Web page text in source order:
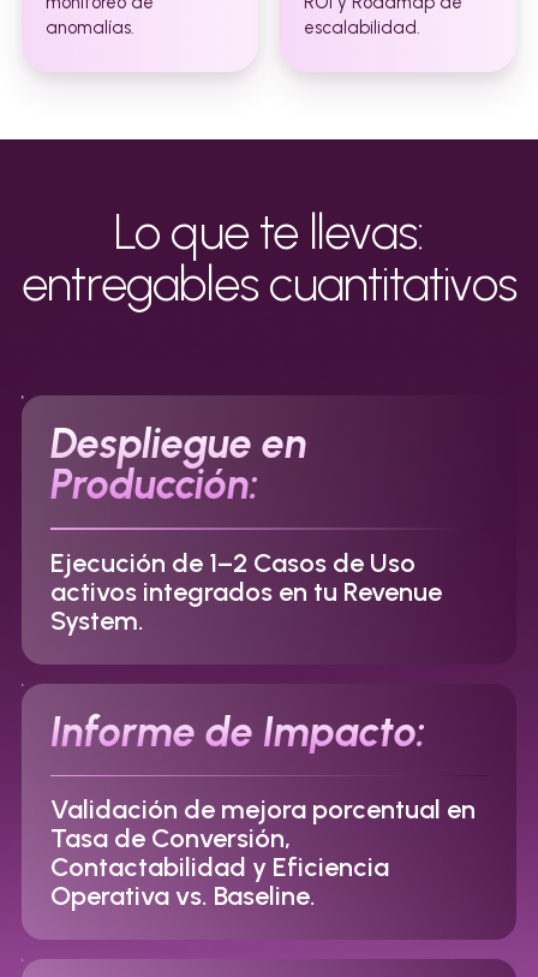
anomalías.
escalabilidad.
Lo que te llevas:
entregables cuantitativos
Despliegue en
Producción:
Ejecución de 1–2 Casos de Uso
activos integrados en tu Revenue
System.
Informe de Impacto:
Validación de mejora porcentual en
Tasa de Conversión,
Contactabilidad y Eficiencia
Operativa vs. Baseline.